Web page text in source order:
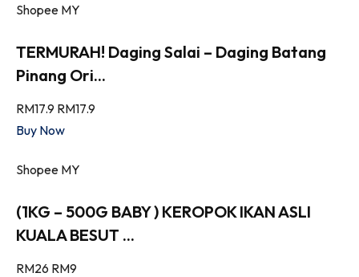
Shopee MY
TERMURAH! Daging Salai – Daging Batang
Pinang Ori...
RM17.9 RM17.9
Buy Now
Shopee MY
(1KG – 500G BABY ) KEROPOK IKAN ASLI
KUALA BESUT ...
RM26 RM9